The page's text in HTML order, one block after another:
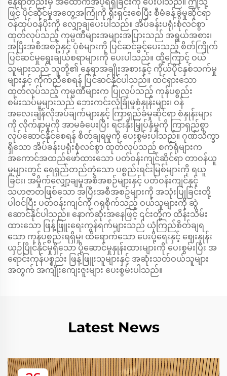
ဖြင့် ပိုင်ဆိုင်မှုအတွေ့အကြုံကို ရိုးရှင်းစေပြီး စီမံခန့်ခွဲမှုဆိုင်ရာ
ဝန်ထုပ်ဝန်ပိုးကို လျှော့ချပေးပါသည်။ အိပ်ခန်းပရုံးစုံလင်စွာ
ထုတ်လုပ်သည့် ကုမ္ပဏီများအများအပြားသည် အရွယ်အစား၊
အပြီးအစီအစဥ်နှင့် ပုံစံများကို ပြင်ဆင်ခွင့်ပေးသည့် စိတ်ကြိုက်
ပြင်ဆင်မှုရွေးချယ်စရာများကို ပေးပါသည်။ ထို့ကြောင့် ဝယ်
သူများသည် သူတို့၏ နေရာအချိုးအစားနှင့် ကိုယ်ပိုင်နှစ်သက်မှု
များနှင့် ကိုက်ညီစေရန် ပြင်ဆင်နိုင်ပါသည်။ ထင်ရှားသော
ထုတ်လုပ်သည့် ကုမ္ပဏီများက ပြုလုပ်သည့် ကုန်ပစ္စည်း
စမ်းသပ်မှုများသည် ဘေးကင်းလုံခြုံမှုစံနှုန်းများ၊ ဝန်
အလေးချိန်လိုအပ်ချက်များနှင့် ကြာရှည်ခံမှုဆိုင်ရာ စံနှုန်းများ
ကို လိုက်နာမှုကို အာမခံပေးပြီး ရင်းနှီးမြှုပ်နှံမှုကို ကြာရှည်စွာ
လုပ်ဆောင်နိုင်စေရန် စိတ်ချရမှုကို ပေးစွမ်းပါသည်။ ဂုဏ်သိက္ခာ
ရှိသော အိပ်ခန်းပရုံးစုံလင်စွာ ထုတ်လုပ်သည့် စက်ရုံများက
အကောင်အထည်ဖော်ထားသော ပတ်ဝန်းကျင်ဆိုင်ရာ တာဝန်ယူ
မှုများတွင် ရေရှည်တည်တံ့သော ပစ္စည်းရင်းမြစ်များကို ရယူ
ခြင်း၊ အမှိုက်လျှော့ချမှုအစီအစဉ်များနှင့် ပတ်ဝန်းကျင်နှင့်
သဟဇာတဖြစ်သော အပြီးအစီအစဥ်များကို အသုံးပြုခြင်းတို့
ပါဝင်ပြီး ပတ်ဝန်းကျင်ကို ဂရုစိုက်သည့် ဝယ်သူများကို ဆွဲ
ဆောင်နိုင်ပါသည်။ နောက်ဆုံးအနေဖြင့် ၎င်းတို့က ထိန်းသိမ်း
ထားသော ဖြန့်ဖြူးရေးကွန်ရက်များသည် ယုံကြည်စိတ်ချရ
သော ကုန်ပစ္စည်းရရှိမှု၊ ထိရောက်သော ပေးပို့ရေးနှင့် ဈေးနှုန်း
ယှဉ်ပြိုင်နိုင်မှုရှိသော ပို့ဆောင်မှုနှုန်းထားများကို ပေးစွမ်းပြီး အ
ရောင်းကုန်ပစ္စည်း ဖြန့်ဖြူးသူများနှင့် အဆုံးသတ်ဝယ်သူများ
အတွက် အကျိုးကျေးဇူးများ ပေးစွမ်းပါသည်။
Latest News